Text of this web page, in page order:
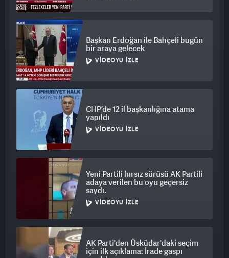
Başkan Erdoğan ile Bahçeli bugün
bir araya gelecek
VIDEOYU İZLE
CHP’de 12 il başkanlığına atama
yapıldı
VIDEOYU İZLE
Yeni Partili hırsız sürüsü AK Partili
adaya verilen bu oyu geçersiz
saydı.
VIDEOYU İZLE
AK Parti'den Üsküdar'daki seçim
için ilk açıklama: İrade gaspı